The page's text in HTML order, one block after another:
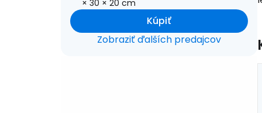
× 30 × 20 cm
Kúpiť
Zobraziť ďalších predajcov